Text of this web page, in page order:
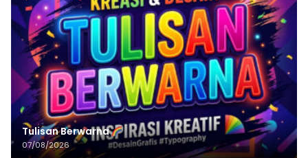
Tulisan‌‌‌‌‌‌‌‌‌‌‌‌‌‌‌‌ Berwarna
07/08/2026